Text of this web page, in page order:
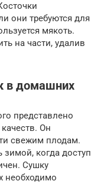
они требуются для
мякоть.
на части, удалив
в домашних
представлено
Он
свежим плодам.
когда доступ
Сушку
необходимо